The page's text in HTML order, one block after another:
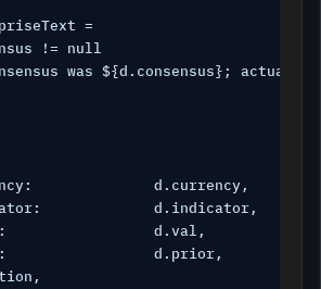
=
!= null
was ${d.consensus}; actual
d.currency,
d.indicator,
d.val,
d.prior,